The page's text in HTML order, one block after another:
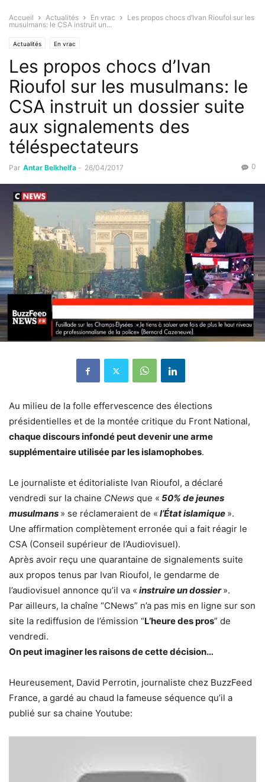
Accueil Actualités En vrac
Les propos chocs d’Ivan Rioufol sur les
musulmans: le CSA instruit un...
Actualités En vrac
Les propos chocs d’Ivan
Rioufol sur les musulmans: le
CSA instruit un dossier suite
aux signalements des
téléspectateurs
Par Antar Belkhelfa - 26/04/2017 0
Au milieu de la folle effervescence des élections
présidentielles et de la montée critique du Front National,
chaque discours infondé peut devenir une arme
supplémentaire utilisée par les islamophobes.
Le journaliste et éditorialiste Ivan Rioufol, a déclaré
vendredi sur la chaine CNews que « 50% de jeunes
musulmans » se réclameraient de « l’État islamique ».
Une affirmation complètement erronée qui a fait réagir le
CSA (Conseil supérieur de l’Audiovisuel).
Après avoir reçu une quarantaine de signalements suite
aux propos tenus par Ivan Rioufol, le gendarme de
l’audiovisuel annonce qu’il va « instruire un dossier ».
Par ailleurs, la chaîne “CNews” n’a pas mis en ligne sur son
site la rediffusion de l’émission “L’heure des pros” de
vendredi.
On peut imaginer les raisons de cette décision…
Heureusement, David Perrotin, journaliste chez BuzzFeed
France, a gardé au chaud la fameuse séquence qu’il a
publié sur sa chaine Youtube: